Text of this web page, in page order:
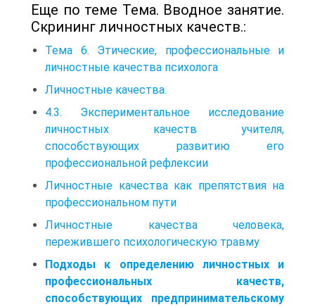
Еще по теме Тема. Вводное занятие.
Скрининг личностных качеств.:
Тема 6. Этические, профессиональные и
личностные качества психолога
Личностные качества.
4.3. Экспериментальное исследование
личностных качеств учителя,
способствующих развитию его
профессиональной рефлексии
Личностные качества как препятствия на
профессиональном пути
Личностные качества человека,
пережившего психологическую травму
Подходы к определению личностных и
профессиональных качеств,
способствующих предпринимательскому